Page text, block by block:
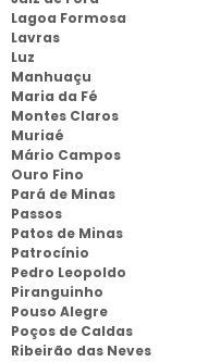
Lagoa Formosa
Lavras
Luz
Manhuaçu
Maria da Fé
Montes Claros
Muriaé
Mário Campos
Ouro Fino
Pará de Minas
Passos
Patos de Minas
Patrocínio
Pedro Leopoldo
Piranguinho
Pouso Alegre
Poços de Caldas
Ribeirão das Neves